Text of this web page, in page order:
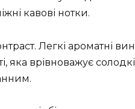
кавові нотки.
Легкі ароматні
яка врівноважує